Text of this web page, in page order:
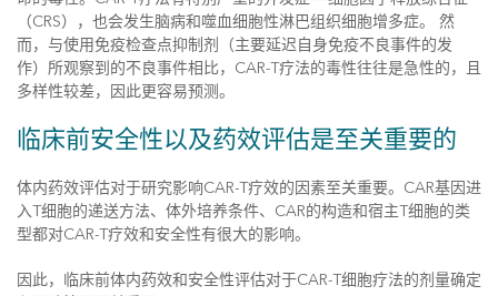
（CRS），也会发生脑病和噬血细胞性淋巴组织细胞增多症。 然
而，与使用免疫检查点抑制剂（主要延迟自身免疫不良事件的发
作）所观察到的不良事件相比，CAR-T疗法的毒性往往是急性的，且
多样性较差，因此更容易预测。
临床前安全性以及药效评估是至关重要的
体内药效评估对于研究影响CAR-T疗效的因素至关重要。CAR基因进
入T细胞的递送方法、体外培养条件、CAR的构造和宿主T细胞的类
型都对CAR-T疗效和安全性有很大的影响。
因此，临床前体内药效和安全性评估对于CAR-T细胞疗法的剂量确定